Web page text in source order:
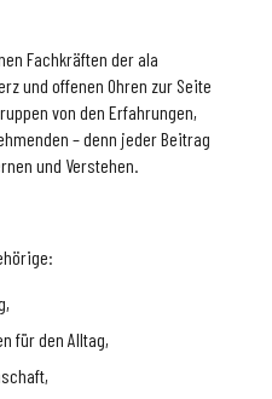
Fachkräften der ala
und offenen Ohren zur Seite
von den Erfahrungen,
– denn jeder Beitrag
und Verstehen.
für den Alltag,